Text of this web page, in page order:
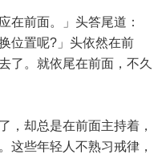
在前面。」头答尾道：
位置呢?」头依然在前
了。就依尾在前面，不久
，却总是在前面主持着，
这些年轻人不熟习戒律，